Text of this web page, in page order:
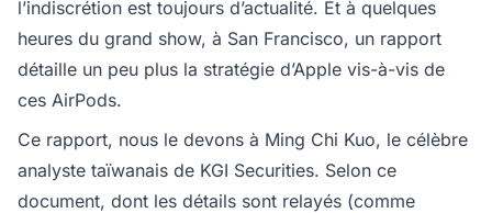
l’indiscrétion est toujours d’actualité. Et à quelques
heures du grand show, à San Francisco, un rapport
détaille un peu plus la stratégie d’Apple vis-à-vis de
ces AirPods.
Ce rapport, nous le devons à Ming Chi Kuo, le célèbre
analyste taïwanais de KGI Securities. Selon ce
document, dont les détails sont relayés (comme